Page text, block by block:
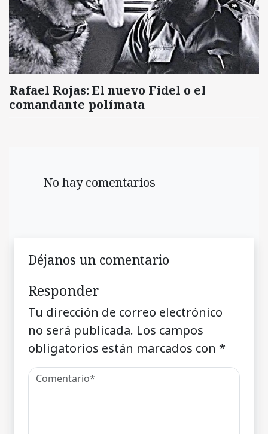
Rafael Rojas: El nuevo Fidel o el
comandante polímata
No hay comentarios
Déjanos un comentario
Responder
Tu dirección de correo electrónico
no será publicada. Los campos
obligatorios están marcados con *